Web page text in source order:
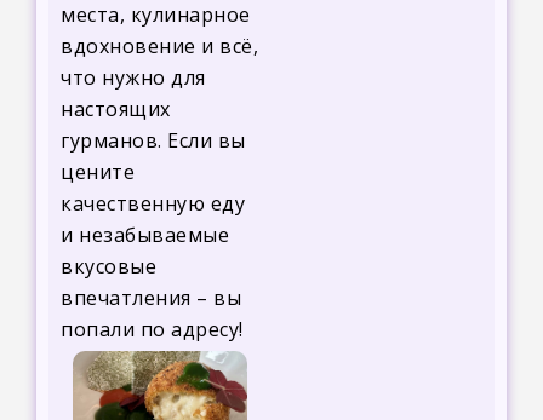
места, кулинарное
вдохновение и всё,
что нужно для
настоящих
гурманов. Если вы
цените
качественную еду
и незабываемые
вкусовые
впечатления – вы
попали по адресу!